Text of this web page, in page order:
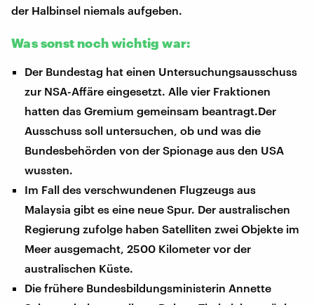
der Halbinsel niemals aufgeben.
Was sonst noch wichtig war:
Der Bundestag hat einen Untersuchungsausschuss
zur NSA-Affäre eingesetzt. Alle vier Fraktionen
hatten das Gremium gemeinsam beantragt.Der
Ausschuss soll untersuchen, ob und was die
Bundesbehörden von der Spionage aus den USA
wussten.
Im Fall des verschwundenen Flugzeugs aus
Malaysia gibt es eine neue Spur. Der australischen
Regierung zufolge haben Satelliten zwei Objekte im
Meer ausgemacht, 2500 Kilometer vor der
australischen Küste.
Die frühere Bundesbildungsministerin Annette